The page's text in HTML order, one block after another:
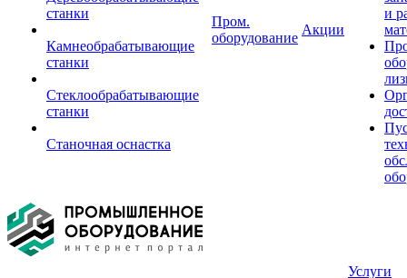
станки
Камнеобрабатывающие
станки
Стеклообрабатывающие
станки
Станочная оснастка
Пром.
оборудование
Акции
и
Услуги